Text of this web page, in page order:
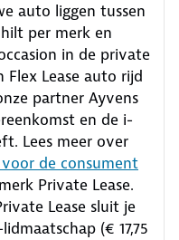
auto liggen tussen
per merk en
in de private
Flex Lease auto rijd
partner Ayvens
en de i-
Lees meer over
de consument
Private Lease.
Lease sluit je
(€ 17,75